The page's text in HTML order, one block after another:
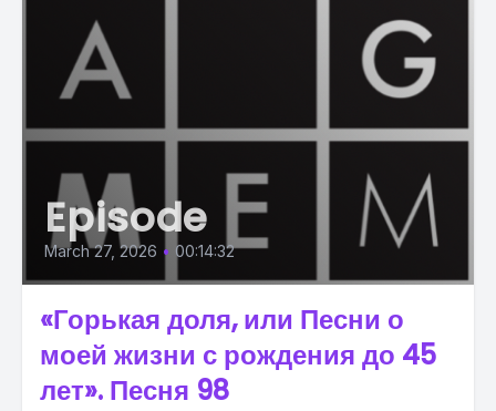
Episode
March 27, 2026 • 00:14:32
«Горькая доля, или Песни о
моей жизни с рождения до 45
лет». Песня 98